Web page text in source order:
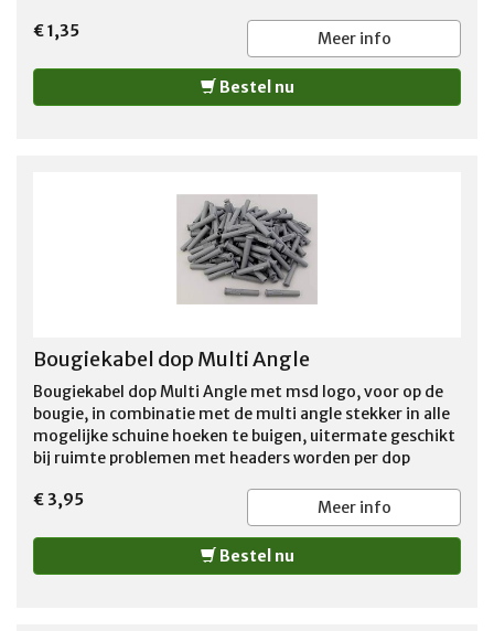
€ 1,35
Meer info
Bestel nu
Bougiekabel dop Multi Angle
Bougiekabel dop Multi Angle met msd logo, voor op de
bougie, in combinatie met de multi angle stekker in alle
mogelijke schuine hoeken te buigen, uitermate geschikt
bij ruimte problemen met headers worden per dop
€ 3,95
Meer info
Bestel nu